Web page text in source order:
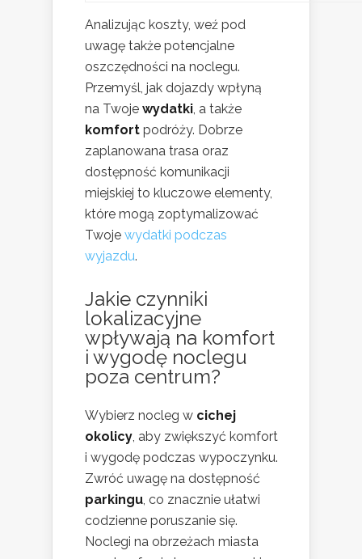
Analizując koszty, weź pod
uwagę także potencjalne
oszczędności na noclegu.
Przemyśl, jak dojazdy wpłyną
na Twoje wydatki , a także
komfort podróży. Dobrze
zaplanowana trasa oraz
dostępność komunikacji
miejskiej to kluczowe elementy,
które mogą zoptymalizować
Twoje wydatki podczas
wyjazdu.
Jakie czynniki
lokalizacyjne
wpływają na komfort
i wygodę noclegu
poza centrum?
Wybierz nocleg w cichej
okolicy , aby zwiększyć komfort
i wygodę podczas wypoczynku.
Zwróć uwagę na dostępność
parkingu , co znacznie ułatwi
codzienne poruszanie się.
Noclegi na obrzeżach miasta